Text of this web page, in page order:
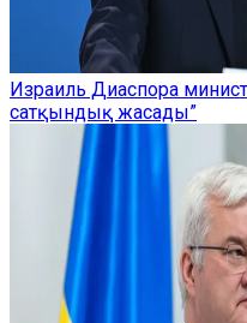
Израиль Диаспора
сатқындық жасады”